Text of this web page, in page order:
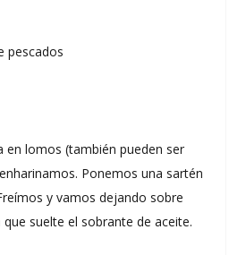
pescados
en lomos (también pueden ser
Ponemos una sartén
y vamos dejando sobre
suelte el sobrante de aceite.